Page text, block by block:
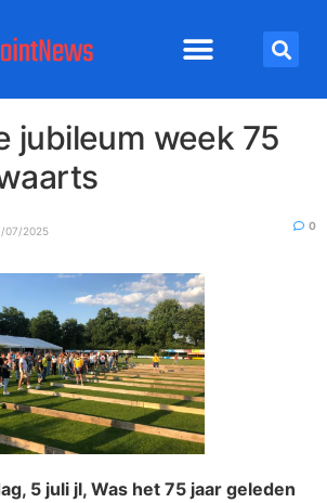
jubileum week 75
07/2025 0
5 juli jl, Was het 75 jaar geleden